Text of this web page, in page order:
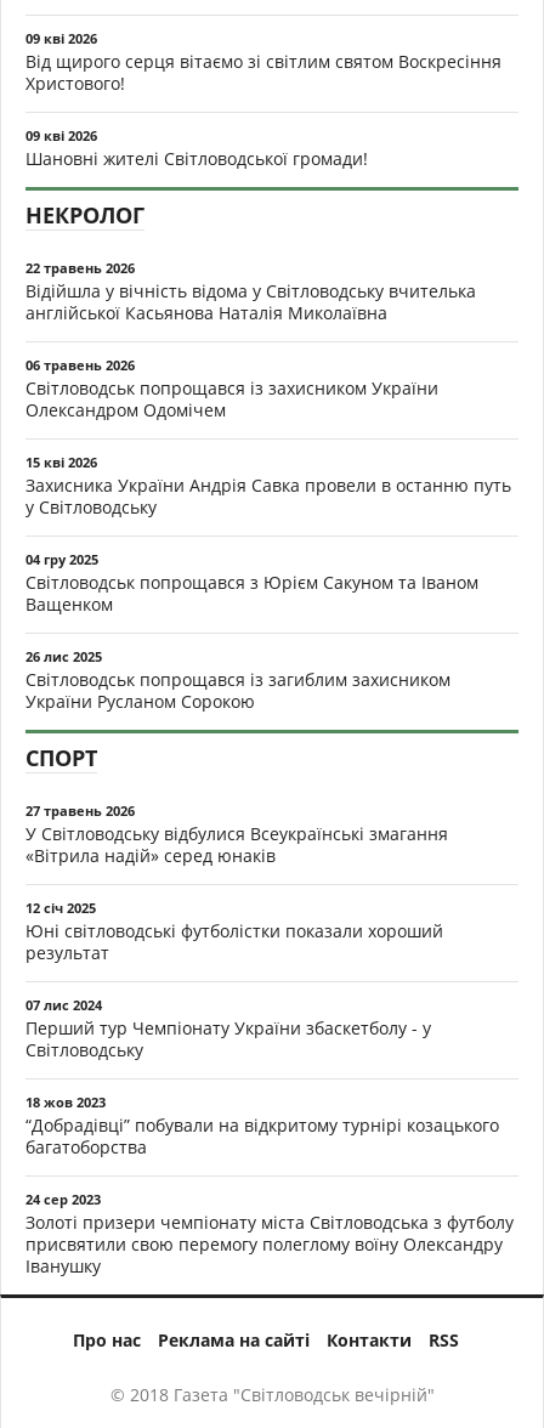
09 кві 2026
Від щирого серця вітаємо зі світлим святом Воскресіння
Христового!
09 кві 2026
Шановні жителі Світловодської громади!
НЕКРОЛОГ
22 травень 2026
Відійшла у вічність відома у Світловодську вчителька
англійської Касьянова Наталія Миколаївна
06 травень 2026
Світловодськ попрощався із захисником України
Олександром Одомічем
15 кві 2026
Захисника України Андрія Савка провели в останню путь
у Світловодську
04 гру 2025
Світловодськ попрощався з Юрієм Сакуном та Іваном
Ващенком
26 лис 2025
Світловодськ попрощався із загиблим захисником
України Русланом Сорокою
СПОРТ
27 травень 2026
У Світловодську відбулися Всеукраїнські змагання
«Вітрила надій» серед юнаків
12 січ 2025
Юні світловодські футболістки показали хороший
результат
07 лис 2024
Перший тур Чемпіонату України збаскетболу - у
Світловодську
18 жов 2023
“Добрадівці” побували на відкритому турнірі козацького
багатоборства
24 сер 2023
Золоті призери чемпіонату міста Світловодська з футболу
присвятили свою перемогу полеглому воїну Олександру
Іванушку
Про нас Реклама на сайті Контакти RSS
© 2018 Газета "Світловодськ вечірній"